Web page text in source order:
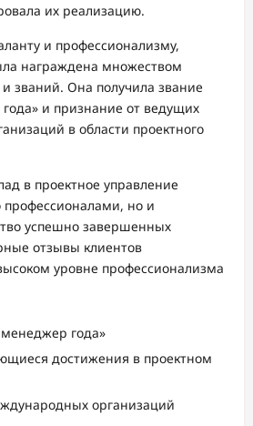
их реализацию.
и профессионализму,
награждена множеством
званий. Она получила звание
и признание от ведущих
в области проектного
в проектное управление
но и
успешно завершенных
отзывы клиентов
уровне профессионализма
года»
достижения в проектном
организаций